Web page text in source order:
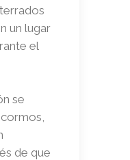
un lugar
el
se
de que